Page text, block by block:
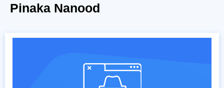
Pinaka Nanood